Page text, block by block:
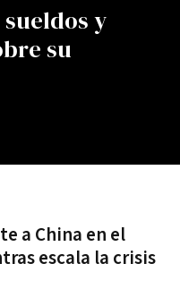
y
su
a China en el
escala la crisis